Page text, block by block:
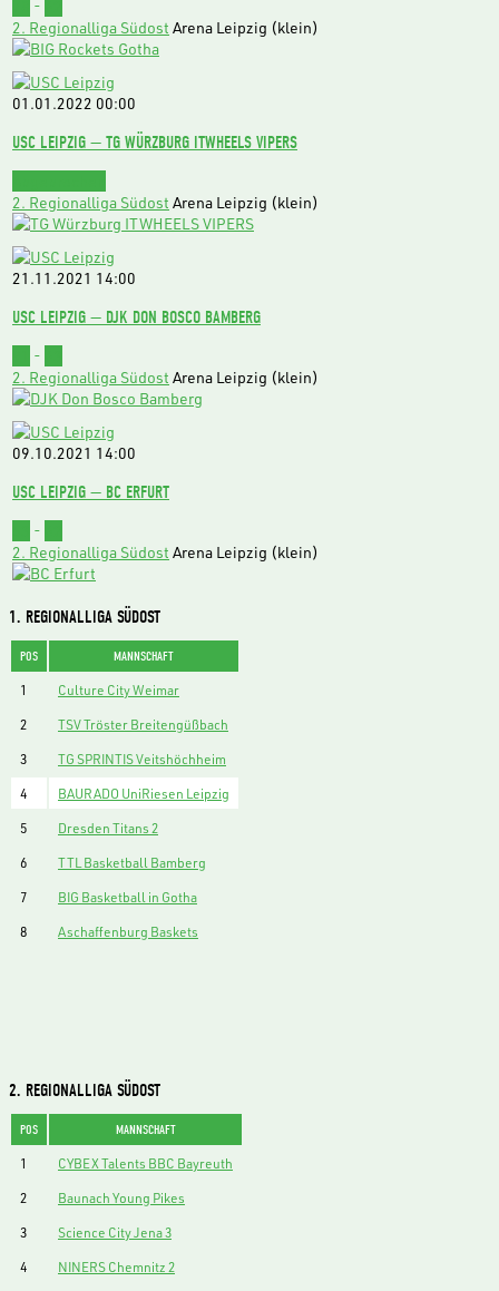
-
2. Regionalliga Südost Arena Leipzig (klein)
01.01.2022 00:00
USC LEIPZIG — TG WÜRZBURG ITWHEELS VIPERS
2. Regionalliga Südost Arena Leipzig (klein)
21.11.2021 14:00
USC LEIPZIG — DJK DON BOSCO BAMBERG
-
2. Regionalliga Südost Arena Leipzig (klein)
09.10.2021 14:00
USC LEIPZIG — BC ERFURT
-
2. Regionalliga Südost Arena Leipzig (klein)
1. REGIONALLIGA SÜDOST
POS MANNSCHAFT
1
Culture City Weimar
2
TSV Tröster Breitengüßbach
3
TG SPRINTIS Veitshöchheim
4
BAURADO UniRiesen Leipzig
5
Dresden Titans 2
6
TTL Basketball Bamberg
7
BIG Basketball in Gotha
8
Aschaffenburg Baskets
2. REGIONALLIGA SÜDOST
POS MANNSCHAFT
1
CYBEX Talents BBC Bayreuth
2
Baunach Young Pikes
3
Science City Jena 3
4
NINERS Chemnitz 2